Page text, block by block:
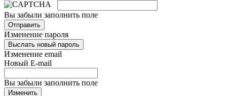
Вы забыли заполнить поле
Отправить
Изменение пароля
Выслать новый пароль
Изменение email
Новый E-mail
Вы забыли заполнить поле
Изменить